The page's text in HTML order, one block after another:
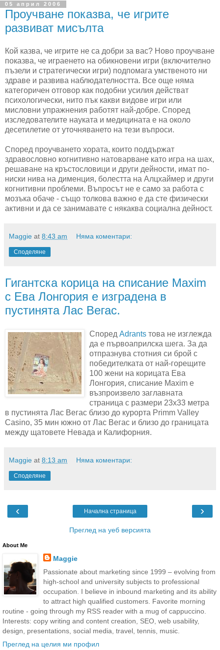
05 април 2006
Проучване показва, че игрите
развиват мисълта
Кой казва, че игрите не са добри за вас? Ново проучване
показва, че играенето на обикновени игри (включително
пъзели и стратегически игри) подпомага умственото ни
здраве и развива наблюдателността. Все още няма
категоричен отговор как подобни усилия действат
психологически, нито пък какви видове игри или
мисловни упражнения работят най-добре. Според
изследователите науката и медицината е на около
десетилетие от уточняването на тези въпроси.
Според проучването хората, които поддържат
здравословно когнитивно натоварване като игра на шах,
решаване на кръстословици и други дейности, имат по-
ниски нива на дименция, болестта на Алцхаймер и други
когнитивни проблеми. Въпросът не е само за работа с
мозъка обаче - също толкова важно е да сте физически
активни и да се занимавате с някаква социална дейност.
Maggie at 8:43 am Няма коментари:
Споделяне
Гигантска корица на списание Maxim
с Ева Лонгория е изградена в
пустинята Лас Вегас.
Според Adrants това не изглежда
да е първоаприлска шега. За да
отпразнува стотния си брой с
победителката от най-горещите
100 жени на корицата Ева
Лонгория, списание Maxim е
възпроизвело заглавната
страница с размери 23х33 метра
в пустинята Лас Вегас близо до курорта Primm Valley
Casino, 35 мин южно от Лас Вегас и близо до границата
между щатовете Невада и Калифорния.
Maggie at 8:13 am Няма коментари:
Споделяне
‹ ›
Начална страница
Преглед на уеб версията
About Me
Maggie
Passionate about marketing since 1999 – evolving from
high-school and university subjects to professional
occupation. I believe in inbound marketing and its ability
to attract high qualified customers. Favorite morning
routine - going through my RSS reader with a mug of cappuccino.
Interests: copy writing and content creation, SEO, web usability,
design, presentations, social media, travel, tennis, music.
Преглед на целия ми профил